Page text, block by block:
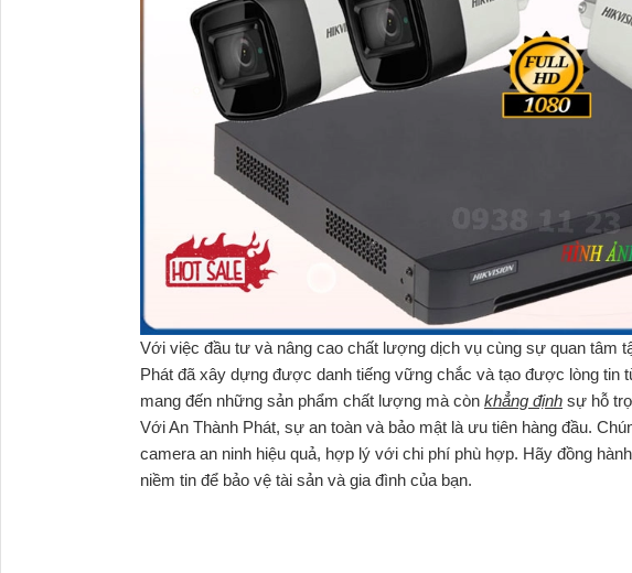
Với việc đầu tư và nâng cao chất lượng dịch vụ cùng sự quan tâm
Phát đã xây dựng được danh tiếng vững chắc và tạo được lòng tin
mang đến những sản phẩm chất lượng mà còn khẳng định sự hỗ
Với An Thành Phát, sự an toàn và bảo mật là ưu tiên hàng đầu.
camera an ninh hiệu quả, hợp lý với chi phí phù hợp. Hãy đồng
niềm tin để bảo vệ tài sản và gia đình của bạn.